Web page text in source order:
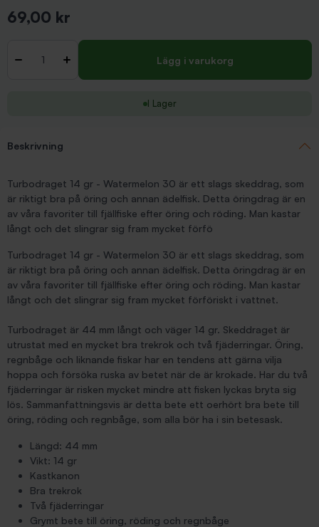
69,00 kr
- + Lägg i varukorg
I Lager
Beskrivning
Turbodraget 14 gr - Watermelon 30 är ett slags skeddrag, som
är riktigt bra på öring och annan ädelfisk. Detta öringdrag är en
av våra favoriter till fjällfiske efter öring och röding. Man kastar
långt och det slingrar sig fram mycket förfö
Turbodraget 14 gr - Watermelon 30 är ett slags skeddrag, som
är riktigt bra på öring och annan ädelfisk. Detta öringdrag är en
av våra favoriter till fjällfiske efter öring och röding. Man kastar
långt och det slingrar sig fram mycket förföriskt i vattnet.
Turbodraget är 44 mm långt och väger 14 gr. Skeddraget är
utrustat med en mycket bra trekrok och två fjäderringar. Öring,
regnbåge och liknande fiskar har en tendens att gärna vilja
hoppa och försöka ruska av betet när de är krokade. Har du två
fjäderringar är risken mycket mindre att fisken lyckas bryta sig
lös. Sammanfattningsvis är detta bete ett oerhört bra bete till
öring, röding och regnbåge, som alla bör ha i sin betesask.
Längd: 44 mm
Vikt: 14 gr
Kastkanon
Bra trekrok
Två fjäderringar
Grymt bete till öring, röding och regnbåge